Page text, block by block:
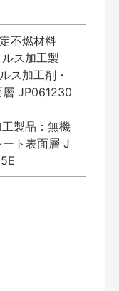
不燃材料
ス加工製
ス加工剤・
層 JP061230
製品：無機
ト表面層 J